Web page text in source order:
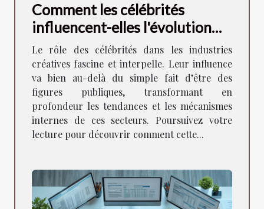
Comment les célébrités
influencent-elles l'évolution
des industries créatives ?
Le rôle des célébrités dans les industries
créatives fascine et interpelle. Leur influence
va bien au-delà du simple fait d’être des
figures publiques, transformant en
profondeur les tendances et les mécanismes
internes de ces secteurs. Poursuivez votre
lecture pour découvrir comment cette...